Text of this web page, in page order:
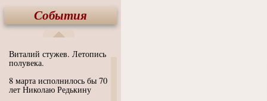
События
Виталий стужев. Летопись
полувека.
8 марта исполнилось бы 70
лет Николаю Редькину